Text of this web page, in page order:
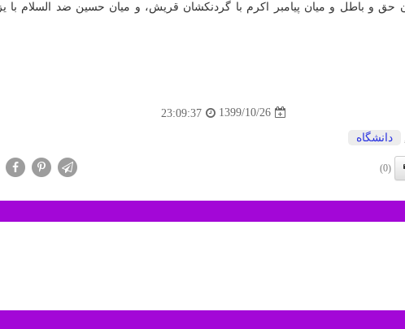
و باطل و میان پیامبر اکرم با گردنکشان قریش، و میان حسین ضد السلام با
1399/10/26
23:09:37
دانشگاه
(0)